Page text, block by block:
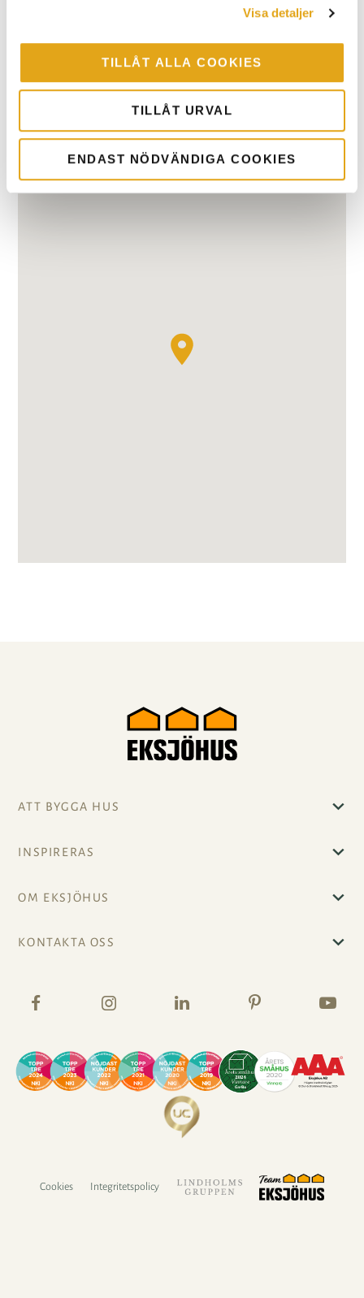
Visa detaljer
TILLÅT ALLA COOKIES
TILLÅT URVAL
ENDAST NÖDVÄNDIGA COOKIES
HITTA HIT
Här ligger kontoret
ATT BYGGA HUS
INSPIRERAS
OM EKSJÖHUS
KONTAKTA OSS
Cookies Integritetspolicy